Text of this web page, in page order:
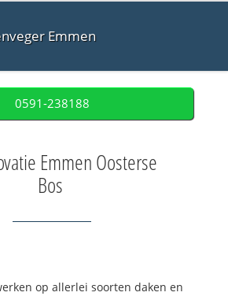
Emmen
0591-238188
Emmen Oosterse
Bos
op allerlei soorten daken en